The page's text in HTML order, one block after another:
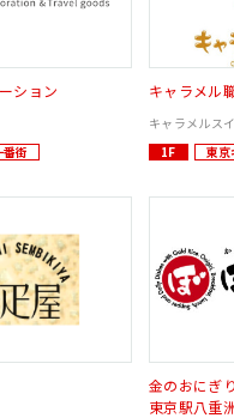
ション
街
キャラメル
キャラメルス
1F
東京
金のおにぎ
東京駅八重